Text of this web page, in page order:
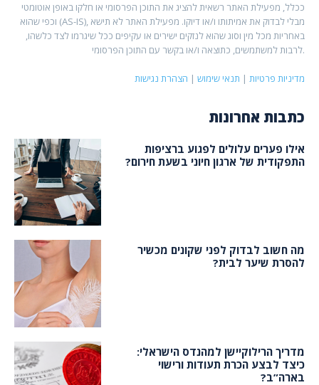
ככלל, מפעילת האתר רשאית להציג את התוכן הפרסומי או חלקו באופן אוטומטי
וכפי שהוא (AS-IS), מבלי לבדוק את אמיתותו ו/או דיוקו. מפעילת האתר לא תישא
באחריות מכל מין וסוג שהוא לנזקים ישירים או עקיפים ככל שיגרמו לצד כלשהו,
לרבות למשתמשים, כתוצאה ו/או בקשר עם התוכן הפרסומי.
מדיניות פרטיות | תנאי שימוש | הצהרת נגישות
כתבות אחרונות
אילו פערים עלולים לפגוע ברציפות
התפקודית של ארגון חיוני בשעת חירום?
מה חשוב לבדוק לפני שקונים מכשיר
להסרת שיער לבית?
מדריך הרילוקיישן למהנדס הישראלי:
כיצד לבצע הכרת תעודות ורישוי
בארה”ב?